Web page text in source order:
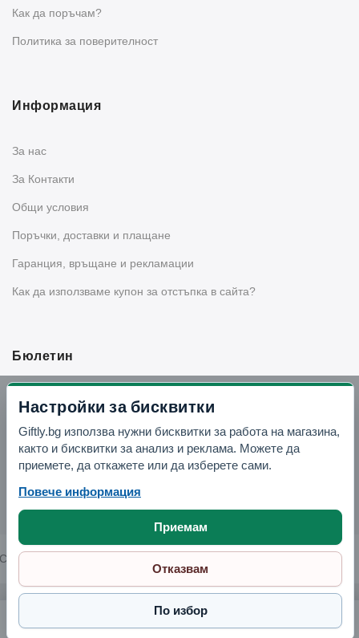
Херметичен контейнер за храна 1500 мл
8.00 € / 15.65 лв. Поръчай
Как да поръчам?
Политика за поверителност
Информация
За нас
За Контакти
Общи условия
Поръчки, доставки и плащане
Гаранция, връщане и рекламации
Как да използваме купон за отстъпка в сайта?
Бюлетин
Вземи -10% отстъпка в Telegram
Отвори Telegram
Copyright © 2026 GIFTLY.BG. All rights reserved.
Настройки за бисквитки
Giftly.bg използва нужни бисквитки за работа на магазина,
както и бисквитки за анализ и реклама. Можете да
приемете, да откажете или да изберете сами.
Повече информация
Приемам
Отказвам
По избор